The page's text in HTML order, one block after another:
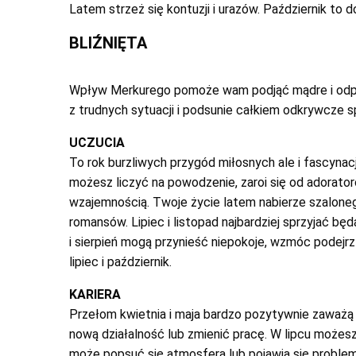
Latem strzeż się kontuzji i urazów. Październik to
BLIŹNIĘTA
Wpływ Merkurego pomoże wam podjąć mądre i
z trudnych sytuacji i podsunie całkiem odkrywcze
UCZUCIA
To rok burzliwych przygód miłosnych ale i
możesz liczyć na powodzenie, zaroi się od
wzajemnością. Twoje życie latem nabierze
romansów. Lipiec i listopad najbardziej sprzyjać
i sierpień mogą przynieść niepokoje, wzmóc
lipiec i październik.
KARIERA
Przełom kwietnia i maja bardzo pozytywnie
nową działalność lub zmienić pracę. W lipcu